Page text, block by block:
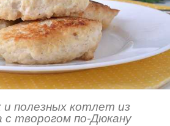
и полезных котлет из
с творогом по-Дюкану